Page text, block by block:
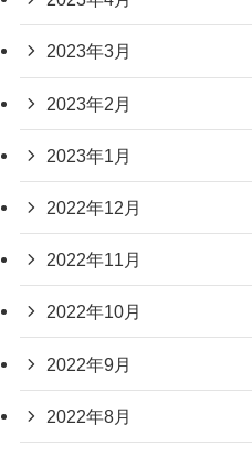
2023年3月
2023年2月
2023年1月
2022年12月
2022年11月
2022年10月
2022年9月
2022年8月